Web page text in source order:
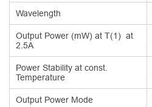
Wavelength
Output Power (mW) at T(1) at
2.5A
Power Stability at const.
Temperature
Output Power Mode